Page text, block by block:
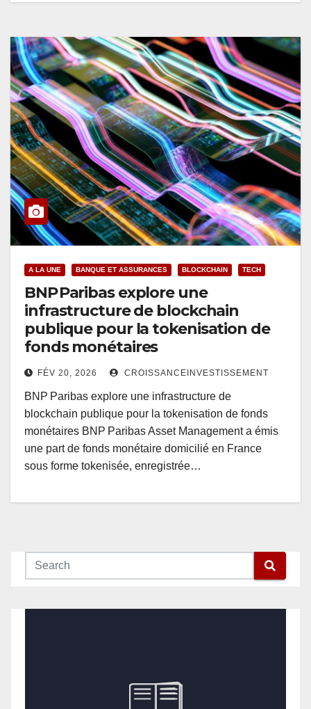
A LA UNE BANQUE ET ASSURANCES BLOCKCHAIN TECH
BNP Paribas explore une
infrastructure de blockchain
publique pour la tokenisation de
fonds monétaires
FÉV 20, 2026 CROISSANCEINVESTISSEMENT
BNP Paribas explore une infrastructure de
blockchain publique pour la tokenisation de fonds
monétaires BNP Paribas Asset Management a émis
une part de fonds monétaire domicilié en France
sous forme tokenisée, enregistrée…